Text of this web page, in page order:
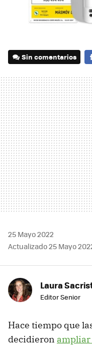
Sin comentarios
25 Mayo 2022
Actualizado 25 Mayo
Laura
Editor Senior
Hace tiempo que
decidieron ampliar